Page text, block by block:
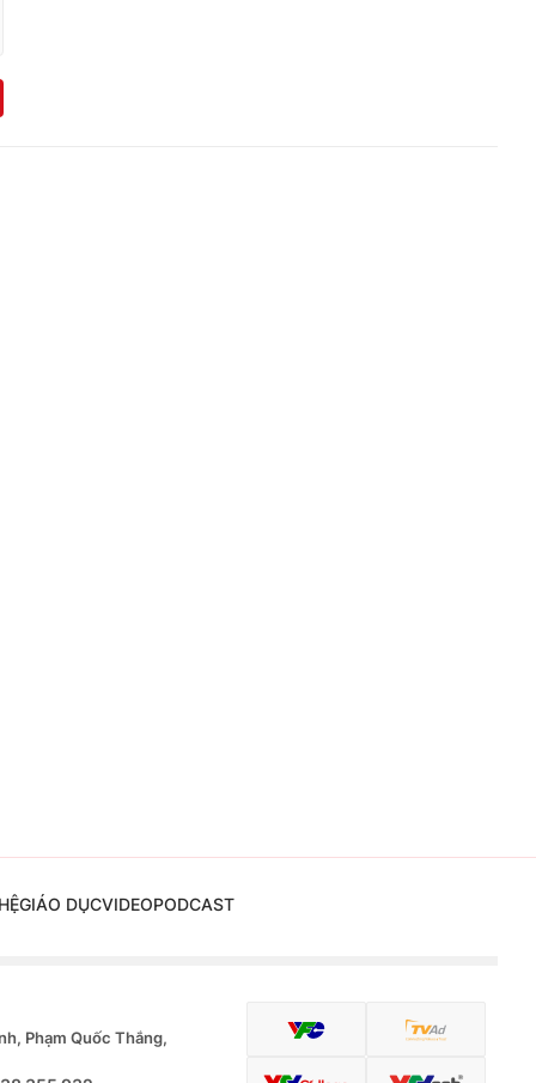
GIÁO DỤCVIDEOPODCAST
Phạm Quốc Thắng,